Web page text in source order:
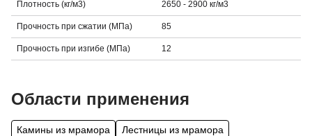
Плотность (кг/м3) 2650 - 2900 кг/м3
Прочность при сжатии (МПа) 85
Прочность при изгибе (МПа) 12
Области применения
Камины из мрамора
Лестницы из мрамора